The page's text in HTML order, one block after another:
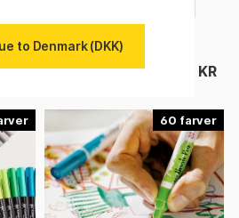
KR 34 KR
60
to Denmark (DKK)